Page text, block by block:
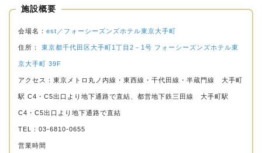
施設概要
会場名： est／フォーシーズンズホテル東京大手町
住所： 東京都千代田区大手町1丁目2－1号 フォーシーズンズホテル東
京大手町 39F
アクセス：東京メトロ丸ノ内線・東西線・千代田線・半蔵門線 大手町
駅 C4・C5出口より地下通路で直結、都営地下鉄三田線 大手町駅
C4・C5出口より地下通路で直結
TEL：03-6810-0655
営業時間